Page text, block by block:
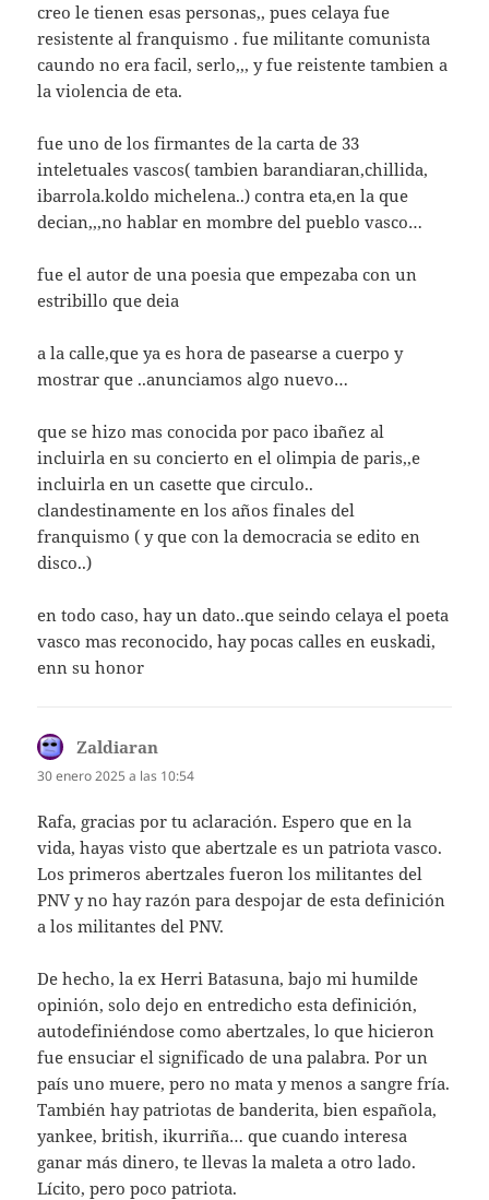
creo le tienen esas personas,, pues celaya fue
resistente al franquismo . fue militante comunista
caundo no era facil, serlo,,, y fue reistente tambien a
la violencia de eta.
fue uno de los firmantes de la carta de 33
inteletuales vascos( tambien barandiaran,chillida,
ibarrola.koldo michelena..) contra eta,en la que
decian,,,no hablar en mombre del pueblo vasco…
fue el autor de una poesia que empezaba con un
estribillo que deia
a la calle,que ya es hora de pasearse a cuerpo y
mostrar que ..anunciamos algo nuevo…
que se hizo mas conocida por paco ibañez al
incluirla en su concierto en el olimpia de paris,,e
incluirla en un casette que circulo..
clandestinamente en los años finales del
franquismo ( y que con la democracia se edito en
disco..)
en todo caso, hay un dato..que seindo celaya el poeta
vasco mas reconocido, hay pocas calles en euskadi,
enn su honor
Zaldiaran
30 enero 2025 a las 10:54
Rafa, gracias por tu aclaración. Espero que en la
vida, hayas visto que abertzale es un patriota vasco.
Los primeros abertzales fueron los militantes del
PNV y no hay razón para despojar de esta definición
a los militantes del PNV.
De hecho, la ex Herri Batasuna, bajo mi humilde
opinión, solo dejo en entredicho esta definición,
autodefiniéndose como abertzales, lo que hicieron
fue ensuciar el significado de una palabra. Por un
país uno muere, pero no mata y menos a sangre fría.
También hay patriotas de banderita, bien española,
yankee, british, ikurriña… que cuando interesa
ganar más dinero, te llevas la maleta a otro lado.
Lícito, pero poco patriota.